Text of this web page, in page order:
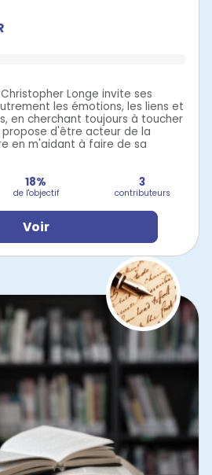
Longe invite ses
les émotions, les liens et
en cherchant toujours à toucher
propose d'être acteur de la
en m'aidant à faire de sa
18%
de l'objectif
3
contributeurs
Voir